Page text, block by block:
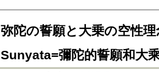
弥陀の誓願と大乗の空性
Sunyata=彌陀的誓願和大